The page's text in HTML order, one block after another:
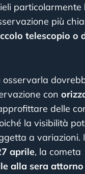
particolarmente
più
telescopio o
osservarla
con
delle
la visibilità
a variazioni.
aprile, la
alla sera